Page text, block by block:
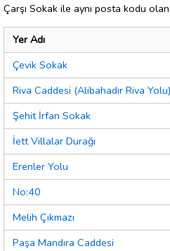
Çarşı Sokak ile aynı posta kodu
Yer Adı
Çevik Sokak
Riva Caddesi (Alibahadır Riva Yolu)
Şehit İrfan Sokak
İett Villalar Durağı
Erenler Yolu
No:40
Melih Çıkmazı
Paşa Mandıra Caddesi